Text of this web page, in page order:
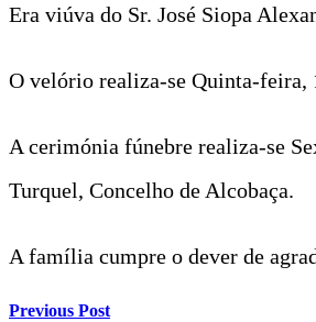
Era viúva do Sr. José Siopa
O velório realiza-se Quinta-feira,
A cerimónia fúnebre realiza-se
Turquel, Concelho de Alcobaça.
A família cumpre o dever de
Previous Post